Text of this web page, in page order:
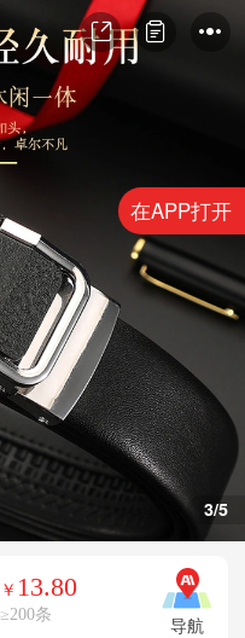
在APP打开
4/5
￥ 13.80
≥200条 导航